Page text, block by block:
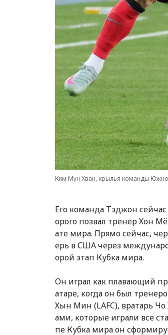
Ким Мун Хван, крылья команды
Его команда Тэджон
орого позвал тренер Хон
ате мира. Прямо сейчас,
ерь в США через
орой этап Кубка мира.
Он играл как плавающий
атаре, когда он был
Хын Мин (LAFC), вратарь
ами, которые играли все
пе Кубка мира он